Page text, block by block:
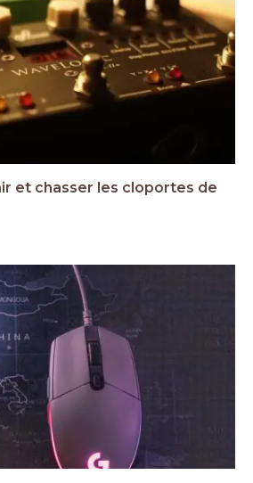
et chasser les cloportes de